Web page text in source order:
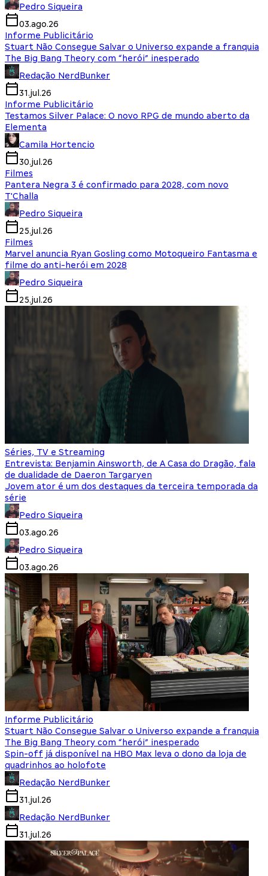
Pedro Siqueira
03.ago.26
Informe Publicitário
Stuart Não Consegue Salvar o Universo expande a franquia
The Big Bang Theory com “herói” inesperado
Redação NerdBunker
31.jul.26
Informe Publicitário
Testamos Silver Palace: O novo RPG de mundo aberto da
Elementa
Camila Hortencio
30.jul.26
Filmes
Pantera Negra 3 é confirmado para 2028, com novo
T'Challa
Pedro Siqueira
25.jul.26
Filmes
Marvel anuncia Ryan Gosling como Motoqueiro Fantasma e
filme do anti-herói em 2028
Pedro Siqueira
25.jul.26
Séries, TV e Streaming
Entrevista: Benjamin Ainsworth, de A Casa do Dragão, fala
de dualidade de Daeron Targaryen
Jovem ator é um dos destaques da terceira temporada da
série
Pedro Siqueira
03.ago.26
Pedro Siqueira
03.ago.26
Informe Publicitário
Stuart Não Consegue Salvar o Universo expande a franquia
The Big Bang Theory com “herói” inesperado
Spin-off já disponível na HBO Max leva o dono da loja de
quadrinhos ao holofote
Redação NerdBunker
31.jul.26
Redação NerdBunker
31.jul.26